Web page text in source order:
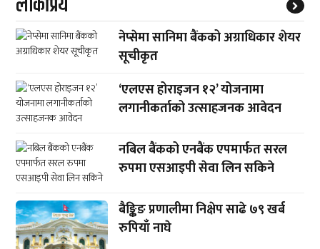
नेप्सेमा सानिमा बैंकको अग्राधिकार शेयर
सूचीकृत
‘एलएस होराइजन १२’ योजनामा
लगानीकर्ताको उत्साहजनक आवेदन
नबिल बैंकको एनबैंक एपमार्फत सरल
रुपमा एसआइपी सेवा लिन सकिने
बैङ्किङ प्रणालीमा निक्षेप साढे ७९ खर्ब
रुपियाँ नाघे